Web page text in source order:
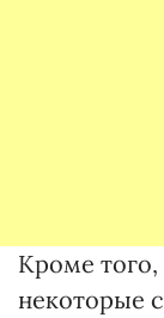
Кроме
некоторые